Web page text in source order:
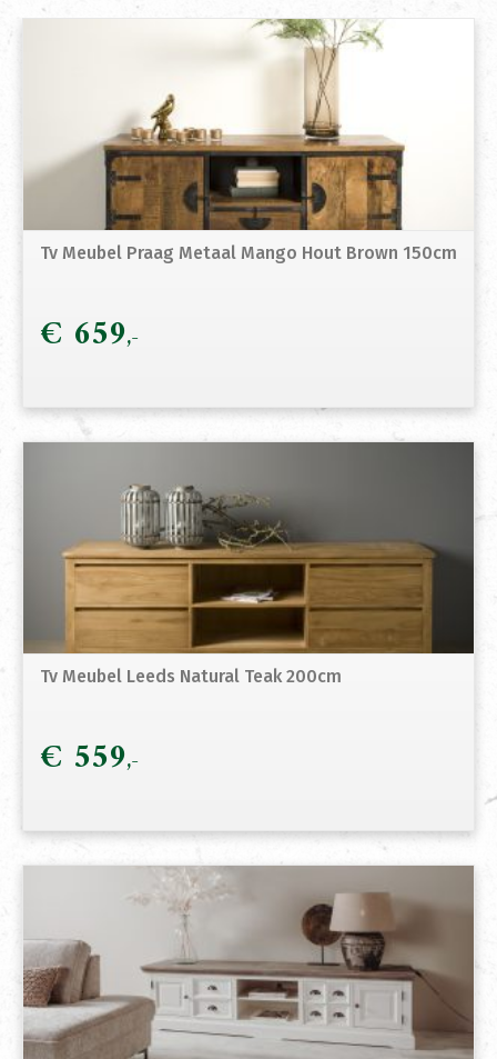
Tv Meubel Praag Metaal Mango Hout Brown 150cm
€ 659
Tv Meubel Leeds Natural Teak 200cm
€ 559